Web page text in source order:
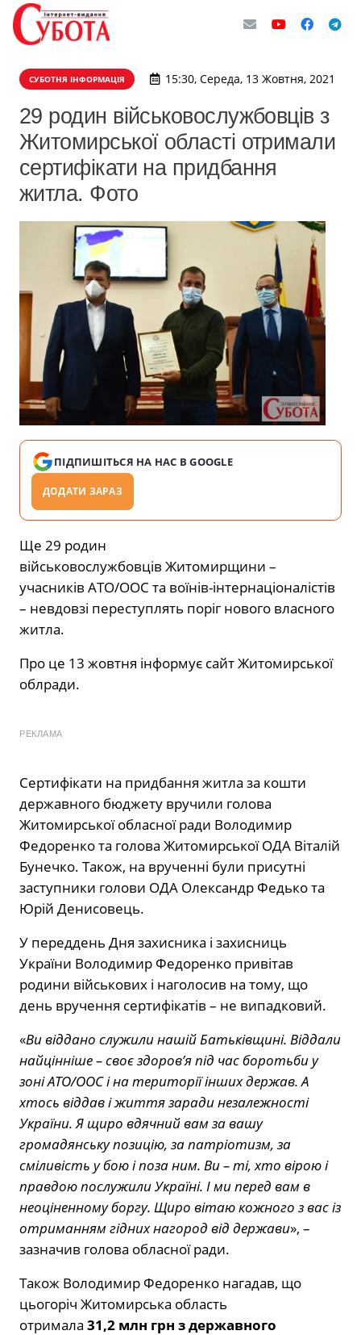
СУБОТНЯ ІНФОРМАЦІЯ 15:30, Середа, 13 Жовтня, 2021
29 родин військовослужбовців з
Житомирської області отримали
сертифікати на придбання
житла. Фото
ПІДПИШІТЬСЯ НА НАС В GOOGLE
ДОДАТИ ЗАРАЗ
Ще 29 родин
військовослужбовців Житомирщини –
учасників АТО/ООС та воїнів-інтернаціоналістів
– невдовзі переступлять поріг нового власного
житла.
Про це 13 жовтня інформує сайт Житомирської
облради.
РЕКЛАМА
Сертифікати на придбання житла за кошти
державного бюджету вручили голова
Житомирської обласної ради Володимир
Федоренко та голова Житомирської ОДА Віталій
Бунечко. Також, на врученні були присутні
заступники голови ОДА Олександр Федько та
Юрій Денисовець.
У переддень Дня захисника і захисниць
України Володимир Федоренко привітав
родини військових і наголосив на тому, що
день вручення сертифікатів – не випадковий.
«Ви віддано служили нашій Батьківщині. Віддали
найцінніше – своє здоров’я під час боротьби у
зоні АТО/ООС іна території інших держав. А
хтось віддав і життя заради незалежності
України. Я щиро вдячний вам за вашу
громадянську позицію, за патріотизм, за
сміливість у бою і поза ним. Ви–ті, хто вірою і
правдою послужили Україні. І ми перед вам в
неоціненному боргу. Щиро вітаю кожного з вас із
отриманням гідних нагород від держави», –
зазначив голова обласної ради.
Також Володимир Федоренко нагадав, що
цьогоріч Житомирська область
отримала 31,2 млн грн з державного